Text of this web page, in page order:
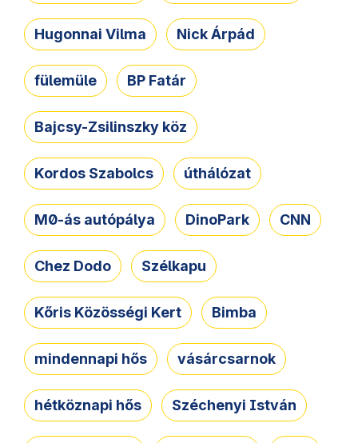
Hugonnai Vilma Nick Árpád
fülemüle BP Fatár
Bajcsy-Zsilinszky köz
Kordos Szabolcs úthálózat
M0-ás autópálya DinoPark CNN
Chez Dodo Szélkapu
Kőris Közösségi Kert Bimba
mindennapi hős vásárcsarnok
hétköznapi hős Széchenyi István